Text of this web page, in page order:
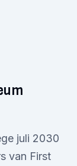
juli 2030
van First